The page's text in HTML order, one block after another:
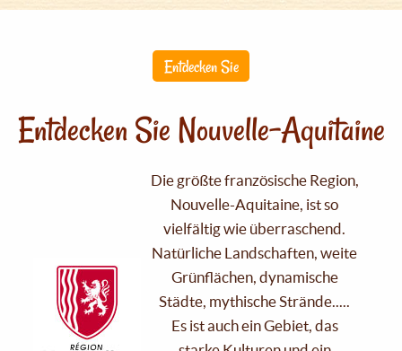
Entdecken Sie
Entdecken Sie Nouvelle-Aquitaine
Die größte französische Region,
Nouvelle-Aquitaine, ist so
vielfältig wie überraschend.
Natürliche Landschaften, weite
Grünflächen, dynamische
Städte, mythische Strände.....
Es ist auch ein Gebiet, das